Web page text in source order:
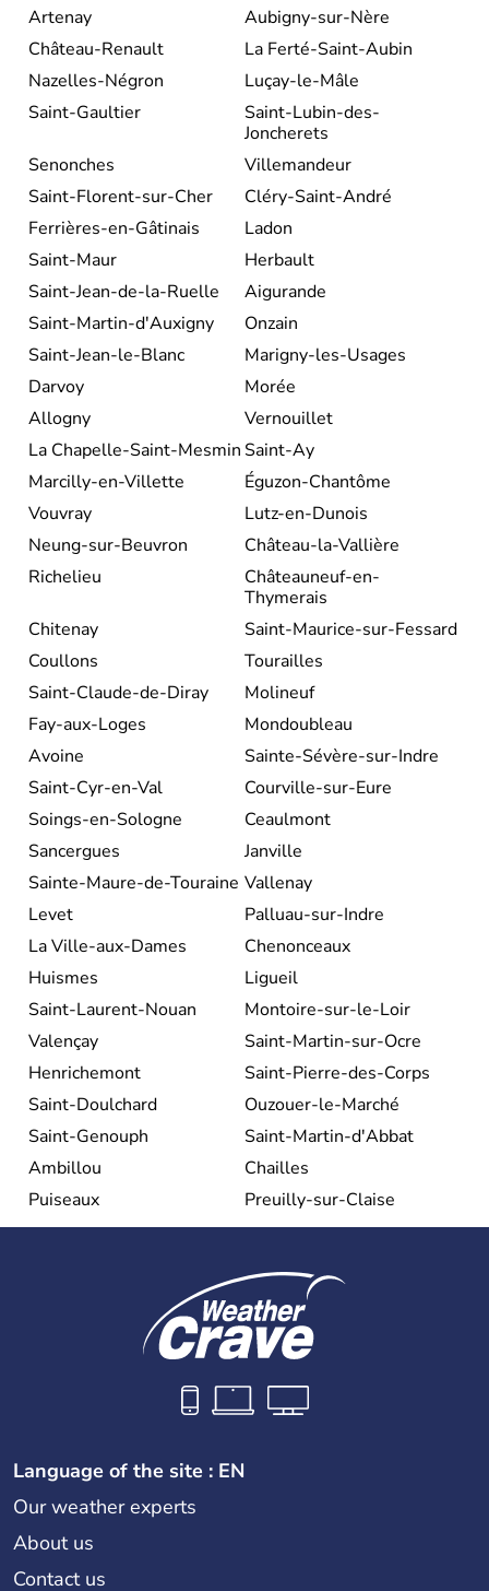
Artenay
Aubigny-sur-Nère
Château-Renault
La Ferté-Saint-Aubin
Nazelles-Négron
Luçay-le-Mâle
Saint-Gaultier
Saint-Lubin-des-
Joncherets
Senonches
Villemandeur
Saint-Florent-sur-Cher
Cléry-Saint-André
Ferrières-en-Gâtinais
Ladon
Saint-Maur
Herbault
Saint-Jean-de-la-Ruelle
Aigurande
Saint-Martin-d'Auxigny
Onzain
Saint-Jean-le-Blanc
Marigny-les-Usages
Darvoy
Morée
Allogny
Vernouillet
La Chapelle-Saint-Mesmin Saint-Ay
Marcilly-en-Villette
Éguzon-Chantôme
Vouvray
Lutz-en-Dunois
Neung-sur-Beuvron
Château-la-Vallière
Richelieu
Châteauneuf-en-
Thymerais
Chitenay
Saint-Maurice-sur-Fessard
Coullons
Tourailles
Saint-Claude-de-Diray
Molineuf
Fay-aux-Loges
Mondoubleau
Avoine
Sainte-Sévère-sur-Indre
Saint-Cyr-en-Val
Courville-sur-Eure
Soings-en-Sologne
Ceaulmont
Sancergues
Janville
Sainte-Maure-de-Touraine Vallenay
Levet
Palluau-sur-Indre
La Ville-aux-Dames
Chenonceaux
Huismes
Ligueil
Saint-Laurent-Nouan
Montoire-sur-le-Loir
Valençay
Saint-Martin-sur-Ocre
Henrichemont
Saint-Pierre-des-Corps
Saint-Doulchard
Ouzouer-le-Marché
Saint-Genouph
Saint-Martin-d'Abbat
Ambillou
Chailles
Puiseaux
Preuilly-sur-Claise
Language of the site : EN
Our weather experts
About us
Contact us